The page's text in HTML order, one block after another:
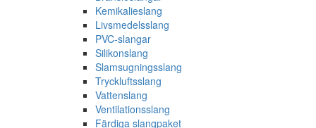
Kemikalieslang
Livsmedelsslang
PVC-slangar
Silikonslang
Slamsugningsslang
Tryckluftsslang
Vattenslang
Ventilationsslang
Färdiga slangpaket